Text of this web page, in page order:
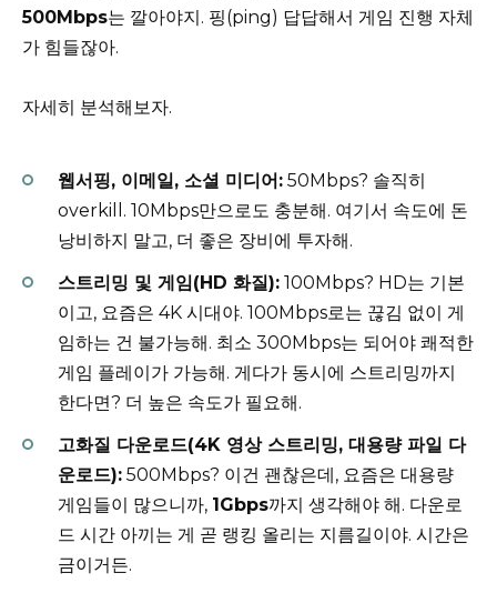
500Mbps는 깔아야지. 핑(ping) 답답해서 게임 진행 자체
가 힘들잖아.
자세히 분석해보자.
웹서핑, 이메일, 소셜 미디어: 50Mbps? 솔직히
overkill. 10Mbps만으로도 충분해. 여기서 속도에 돈
낭비하지 말고, 더 좋은 장비에 투자해.
스트리밍 및 게임(HD 화질): 100Mbps? HD는 기본
이고, 요즘은 4K 시대야. 100Mbps로는 끊김 없이 게
임하는 건 불가능해. 최소 300Mbps는 되어야 쾌적한
게임 플레이가 가능해. 게다가 동시에 스트리밍까지
한다면? 더 높은 속도가 필요해.
고화질 다운로드(4K 영상 스트리밍, 대용량 파일 다
운로드): 500Mbps? 이건 괜찮은데, 요즘은 대용량
게임들이 많으니까, 1Gbps까지 생각해야 해. 다운로
드 시간 아끼는 게 곧 랭킹 올리는 지름길이야. 시간은
금이거든.